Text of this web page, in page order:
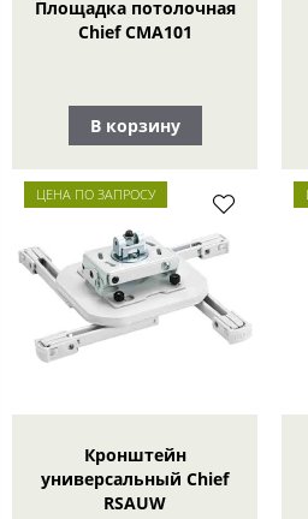
Площадка потолочная
Chief CMA101
В корзину
ЦЕНА ПО ЗАПРОСУ
Кронштейн
универсальный Chief
RSAUW